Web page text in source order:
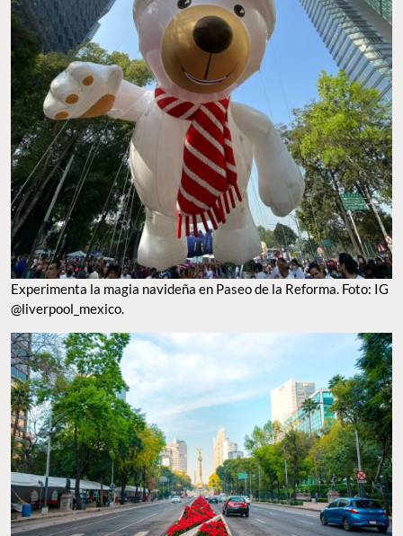
EXPERIMENTA LA MAGIA NAVIDEÑA EN PASEO DE LA REFORMA. FOTO: IG
@LIVERPOOL_MEXICO.
PASEO DE LA REFORMA, CDMX. FOTO: SHUTTERSTOCK.